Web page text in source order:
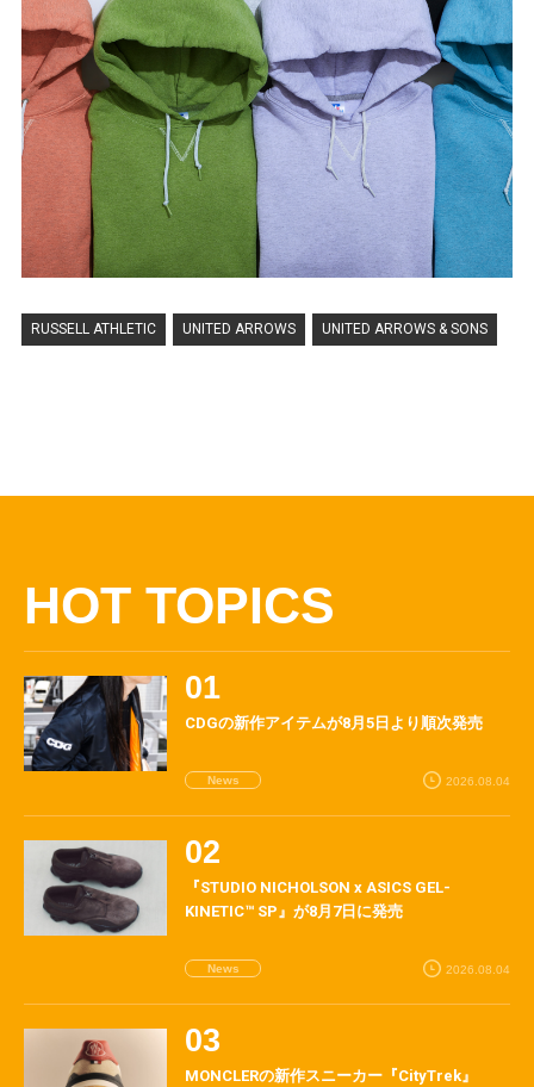
RUSSELL ATHLETIC UNITED ARROWS UNITED ARROWS & SONS
HOT TOPICS
CDGの新作アイテムが8月5日より順次発売
News 2026.08.04
『STUDIO NICHOLSON x ASICS GEL-
KINETIC™ SP』が8月7日に発売
News 2026.08.04
MONCLERの新作スニーカー『CityTrek』